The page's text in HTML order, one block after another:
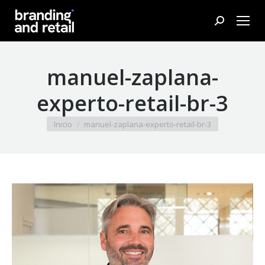
Buscar:
manuel-zaplana-
experto-retail-br-3
Estás aquí:
Inicio manuel-zaplana-experto-retail-br-3